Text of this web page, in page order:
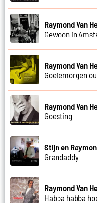
Raymond Van
Gewoon in
Raymond Van
Goeiemorgen
Raymond Van
Goesting
Stijn en
Grandaddy
Raymond Van
Habba habba